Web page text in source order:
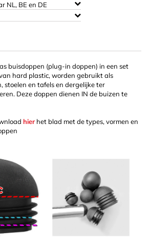
NL, BE en DE
buisdoppen (plug-in doppen) in een set
hard plastic, worden gebruikt als
stoelen en tafels en dergelijke ter
Deze doppen dienen IN de buizen te
hier het blad met de types, vormen en